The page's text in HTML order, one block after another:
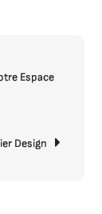
du
dans
Espace
Design